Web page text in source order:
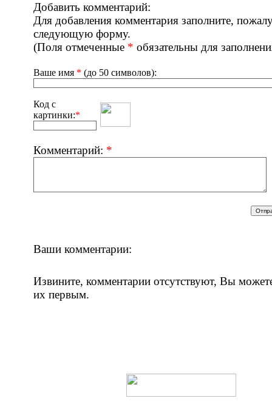
Добавить комментарий:
Для добавления комментария заполните,
следующую форму.
(Поля отмеченные * обязательны для
Ваше имя * (до 50 символов):
Код с
картинки:*
Комментарий: *
Ваши комментарии:
Извините, комментарии отсутствуют, Вы
их первым.